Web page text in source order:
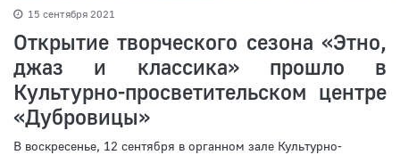
15 сентября 2021
Открытие творческого сезона «Этно,
джаз и классика» прошло в
Культурно-просветительском центре
«Дубровицы»
В воскресенье, 12 сентября в органном зале Культурно-